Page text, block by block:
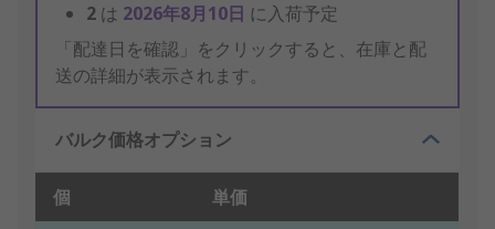
2 は 2026年8月10日 に入荷予定
「配達日を確認」をクリックすると、在庫と配
送の詳細が表示されます。
バルク価格オプション
個 単価